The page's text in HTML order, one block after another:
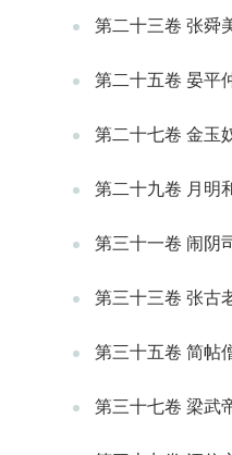
第二十三卷 张舜
第二十五卷 晏平
第二十七卷 金玉
第二十九卷 月明
第三十一卷 闹阴
第三十三卷 张古
第三十五卷 简帖
第三十七卷 梁武